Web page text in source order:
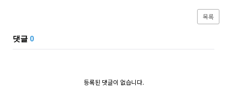
목록
댓글 0
등록된 댓글이 없습니다.